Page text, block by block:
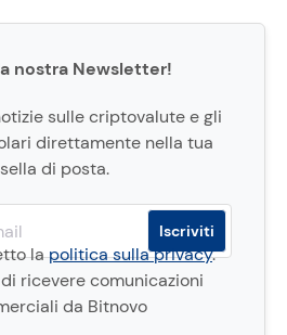
nostra Newsletter!
sulle criptovalute e gli
direttamente nella tua
di posta.
lapolitica sulla privacy.
ricevere comunicazioni
da Bitnovo